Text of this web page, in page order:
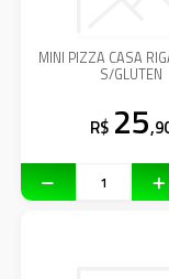
MINI PIZZA CASA
S/GLUTEN
R$ 25